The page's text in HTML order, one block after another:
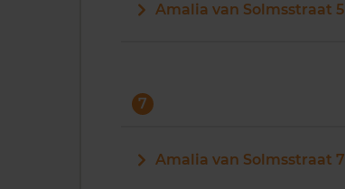
Amalia van Solmsstraat 5
7
Amalia van Solmsstraat 7